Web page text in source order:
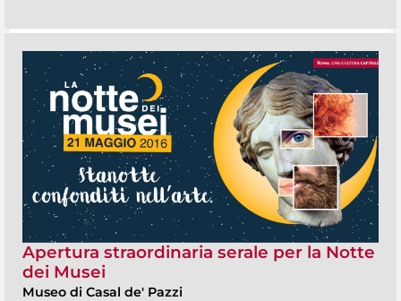
Apertura straordinaria serale per la Notte
dei Musei
Museo di Casal de' Pazzi